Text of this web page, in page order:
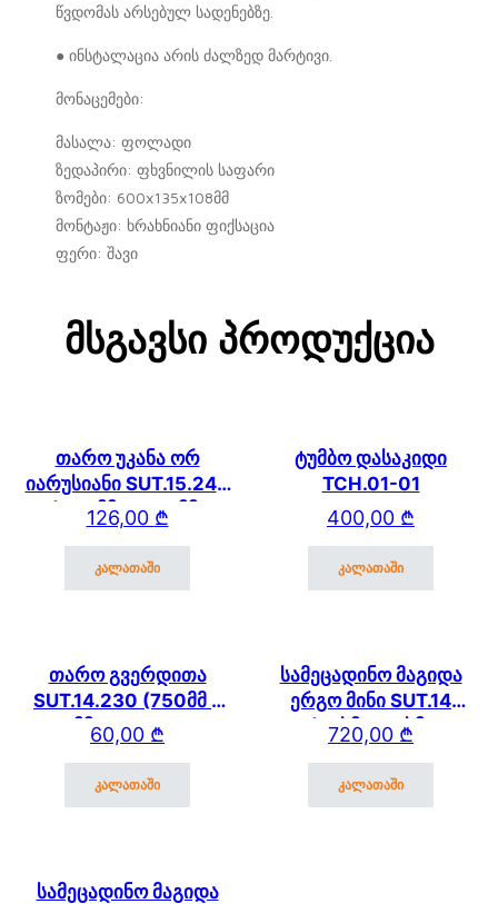
წვდომას არსებულ სადენებზე.
● ინსტალაცია არის ძალზედ მარტივი.
მონაცემები:
მასალა: ფოლადი
ზედაპირი: ფხვნილის საფარი
ზომები: 600x135x108მმ
მონტაჟი: ხრახნიანი ფიქსაცია
ფერი: შავი
Მსგავსი Პროდუქცია
თარო უკანა ორ
იარუსიანი SUT.15.240
(600მმ * 250 მმ)
SUT.13/15/17
126,00 ₾
კალათაში
ტუმბო დასაკიდი
TCH.01-01
400,00 ₾
კალათაში
თარო გვერდითა
SUT.14.230 (750მმ *
250 მმ) SUT.14/15/17
60,00 ₾
კალათაში
სამეცადინო მაგიდა
ერგო მინი SUT.14
(75სმ * 61 სმ)
720,00 ₾
კალათაში
სამეცადინო მაგიდა